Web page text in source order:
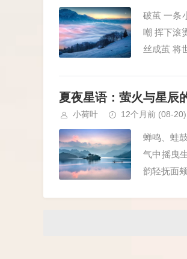
破茧 一条
嘲 挥下滚
丝成茧 将
夏夜星语：萤火与星辰
小荷叶 12个月前 (08-20)
蝉鸣、蛙
气中摇曳
韵轻抚面